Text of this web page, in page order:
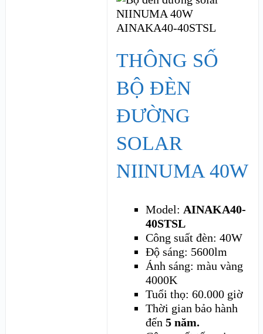
THÔNG SỐ
BỘ ĐÈN
ĐƯỜNG
SOLAR
NIINUMA 40W
Model:AINAKA40-
40STSL
Công suất đèn: 40W
Độ sáng: 5600lm
Ánh sáng: màu vàng
4000K
Tuổi thọ: 60.000 giờ
Thời gian bảo hành
đến5 năm.